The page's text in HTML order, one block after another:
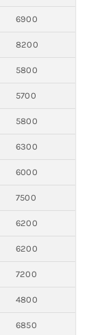
6900
8200
5800
5700
5800
6300
6000
7500
6200
6200
7200
4800
6850